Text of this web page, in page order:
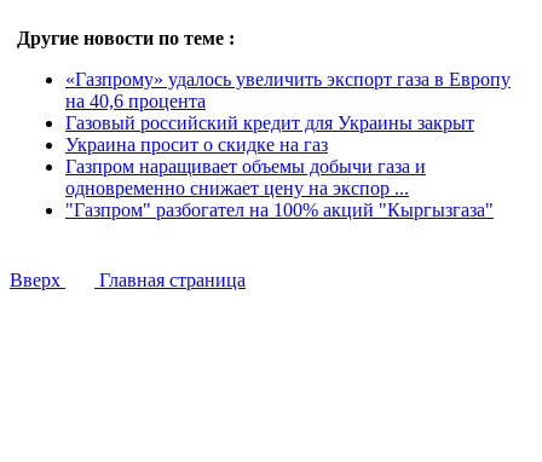
Другие новости по теме :
«Газпрому» удалось увеличить экспорт газа в Европу
на 40,6 процента
Газовый российский кредит для Украины закрыт
Украина просит о скидке на газ
Газпром наращивает объемы добычи газа и
одновременно снижает цену на экспор ...
"Газпром" разбогател на 100% акций "Кыргызгаза"
Вверх Главная страница